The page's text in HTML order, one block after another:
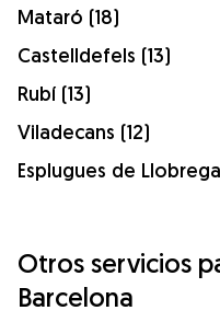
Mataró (18)
Castelldefels (13)
Rubí (13)
Viladecans (12)
Esplugues de
Otros servicios
Barcelona